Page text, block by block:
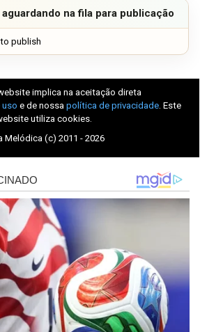
na fila para publicação
publish
implica na aceitação direta
uso e de nossa política de privacidade. Este
utiliza cookies.
Melódica (c) 2011 - 2026